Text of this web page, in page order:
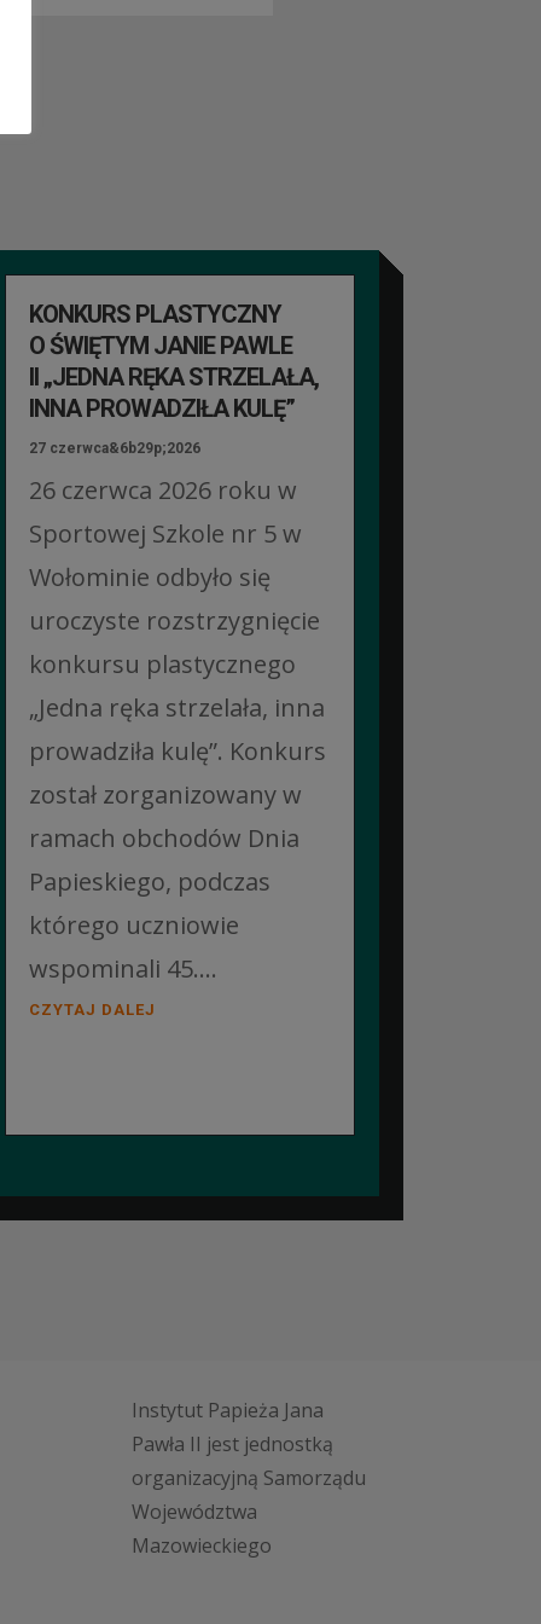
KONKURS PLASTYCZNY
O ŚWIĘTYM JANIE PAWLE
II „JEDNA RĘKA STRZELAŁA,
INNA PROWADZIŁA KULĘ”
27 czerwca&6b29p;2026
26 czerwca 2026 roku w
Sportowej Szkole nr 5 w
Wołominie odbyło się
uroczyste rozstrzygnięcie
konkursu plastycznego
„Jedna ręka strzelała, inna
prowadziła kulę”. Konkurs
został zorganizowany w
ramach obchodów Dnia
Papieskiego, podczas
którego uczniowie
wspominali 45....
CZYTAJ DALEJ
Instytut Papieża Jana
Pawła II jest jednostką
organizacyjną Samorządu
Województwa
Mazowieckiego